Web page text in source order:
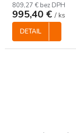
809,27 € bez DPH
995,40 € / ks
DETAIL